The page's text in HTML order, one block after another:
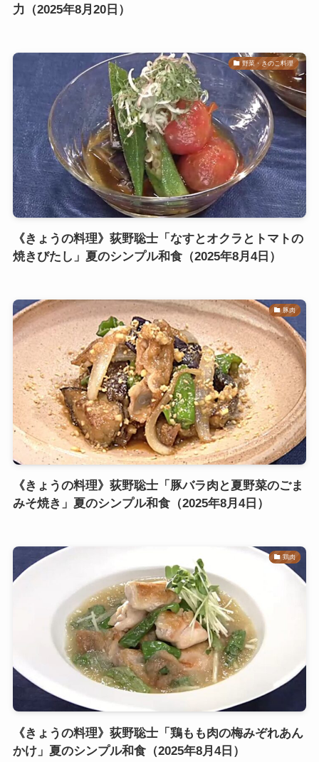
力（2025年8月20日）
野菜・きのこ料理
《きょうの料理》荻野聡士「なすとオクラとトマトの
焼きびたし」夏のシンプル和食（2025年8月4日）
豚肉
《きょうの料理》荻野聡士「豚バラ肉と夏野菜のごま
みそ焼き」夏のシンプル和食（2025年8月4日）
鶏肉
《きょうの料理》荻野聡士「鶏もも肉の梅みぞれあん
かけ」夏のシンプル和食（2025年8月4日）